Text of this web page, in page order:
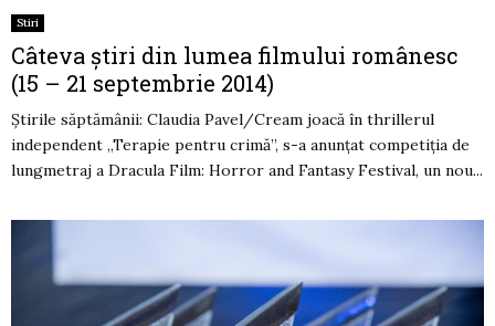
Stiri
Câteva știri din lumea filmului românesc
(15 – 21 septembrie 2014)
Știrile săptămânii: Claudia Pavel/Cream joacă în thrillerul
independent „Terapie pentru crimă”, s-a anunțat competiția de
lungmetraj a Dracula Film: Horror and Fantasy Festival, un nou...